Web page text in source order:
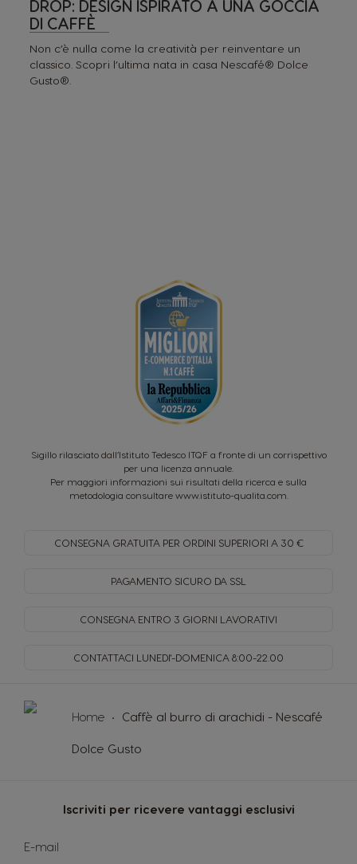
DROP: DESIGN ISPIRATO A UNA GOCCIA
DI CAFFÈ
Non c’è nulla come la creatività per reinventare un
classico. Scopri l’ultima nata in casa Nescafé® Dolce
Gusto®.
Sigillo rilasciato dall’Istituto Tedesco ITQF a fronte di un corrispettivo
per una licenza annuale.
Per maggiori informazioni sui risultati della ricerca e sulla
metodologia consultare www.istituto-qualita.com
CONSEGNA GRATUITA PER ORDINI SUPERIORI A 30 €
PAGAMENTO SICURO DA SSL
CONSEGNA ENTRO 3 GIORNI LAVORATIVI
CONTATTACI LUNEDI'-DOMENICA 8:00-22.00
Home Caffè al burro di arachidi - Nescafé
Dolce Gusto
Iscriviti per ricevere vantaggi esclusivi
Iscriviti
alla
E-mail